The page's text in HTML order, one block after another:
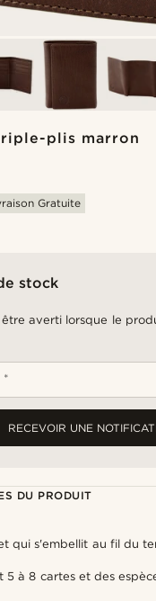
plis marron
Gratuite
stock
être averti lorsque le
*
RECEVOIR UNE
DU PRODUIT
qui s'embellit au fil du
5 à 8 cartes et des